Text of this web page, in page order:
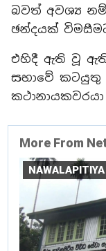
බවත් අවශ්‍ය
ඡන්දයක්
එහිදී ඇති වූ
සභාවේ කටයුතු
More From
NAWALAPITIYA